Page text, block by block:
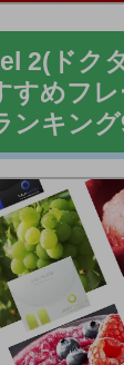
2(ドク
すめフ
ンキン